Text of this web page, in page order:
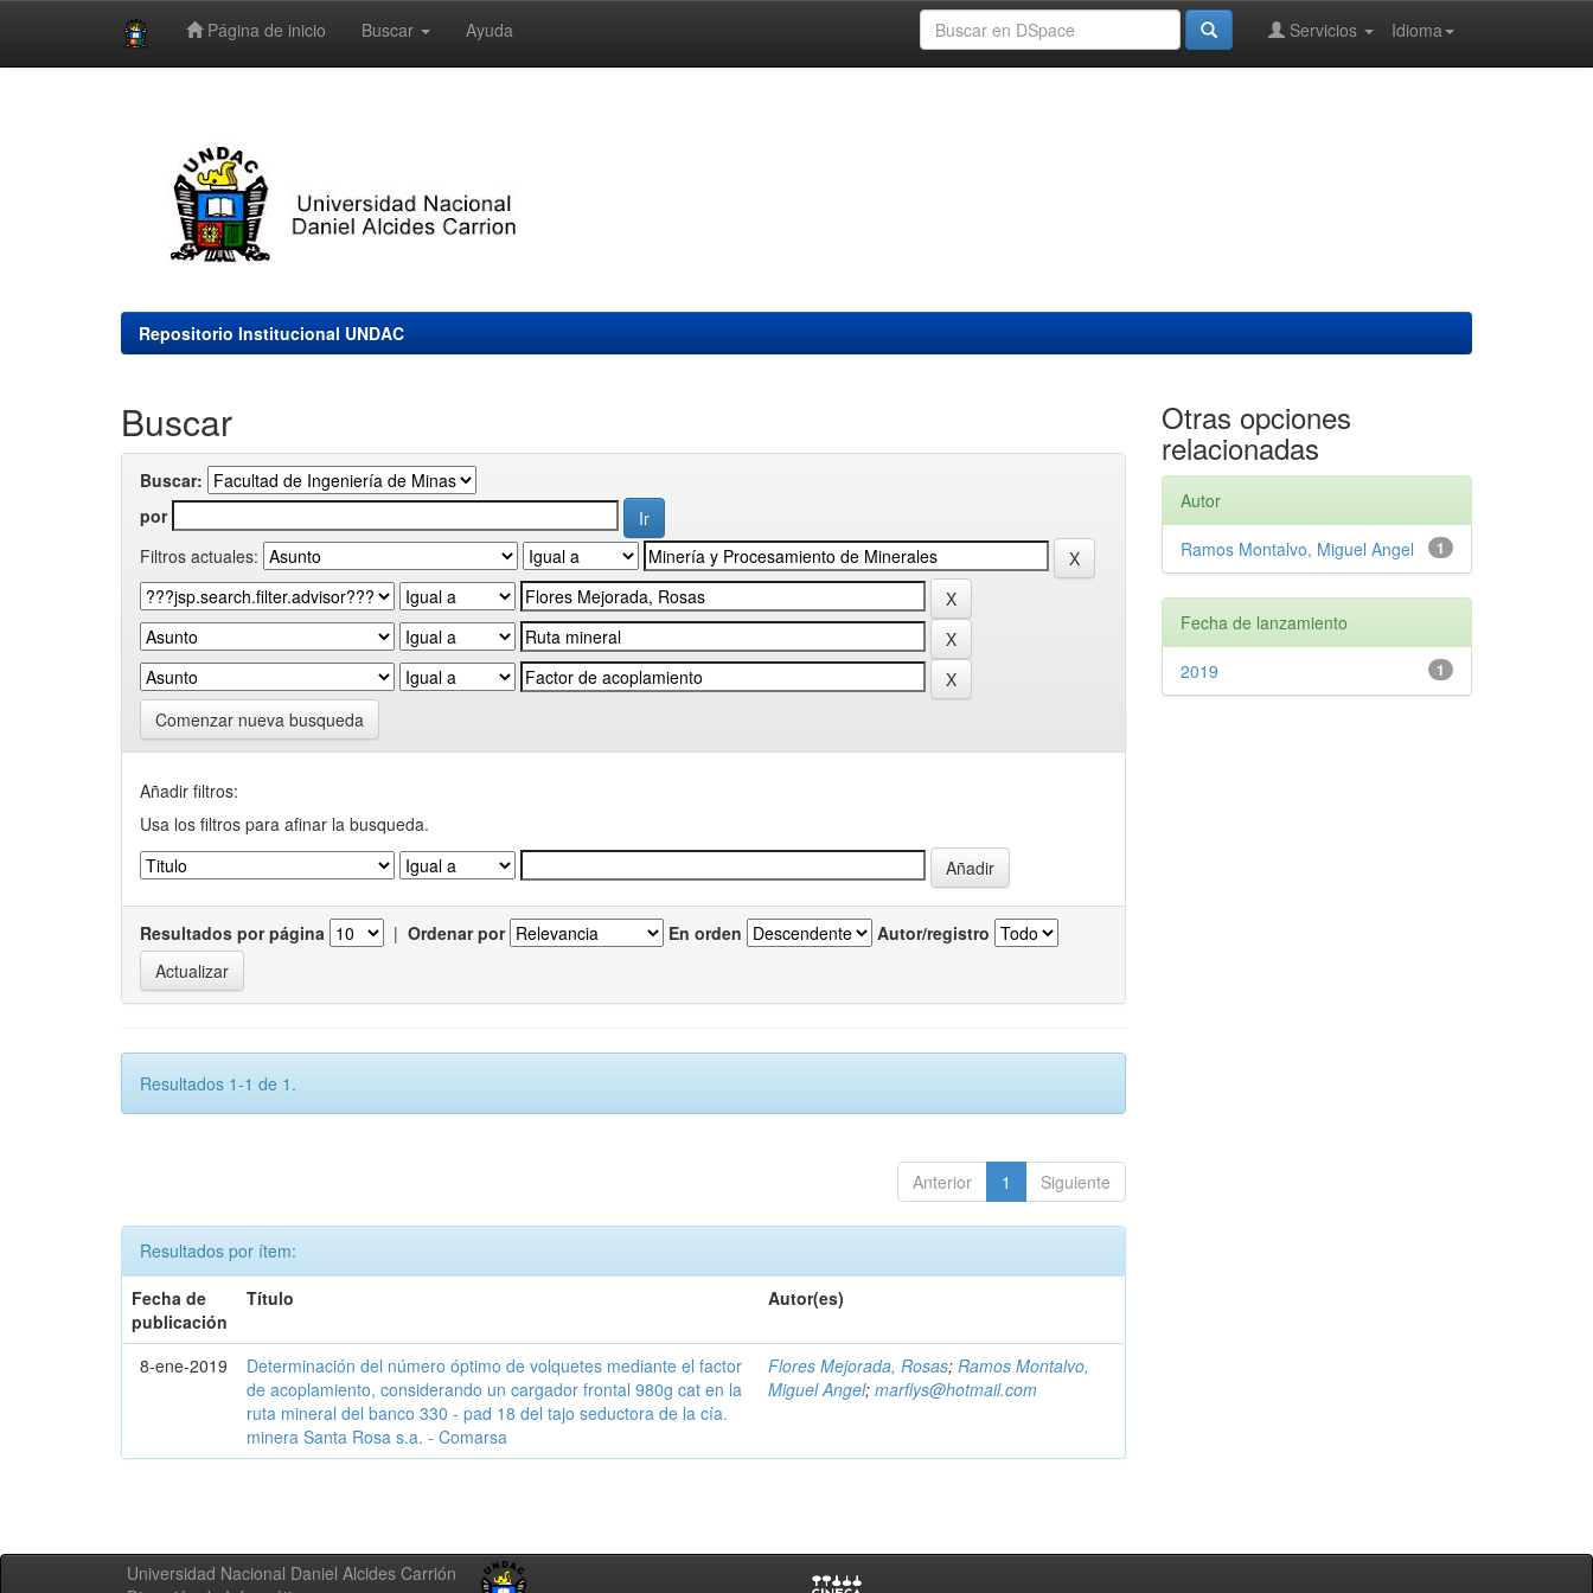
Página de inicio Buscar Ayuda Idioma
Servicios
Repositorio Institucional UNDAC
Buscar
Buscar:
por
Filtros actuales:
Comenzar nueva busqueda
Añadir filtros:
Usa los filtros para afinar la busqueda.
Resultados por página | Ordenar por En orden Autor/registro
Resultados 1-1 de 1.
Anterior 1 Siguiente
Resultados por ítem:
Fecha de
publicación
Título Autor(es)
8-ene-2019
Determinación del número óptimo de volquetes mediante el factor
de acoplamiento, considerando un cargador frontal 980g cat en la
ruta mineral del banco 330 - pad 18 del tajo seductora de la cía.
minera Santa Rosa s.a. - Comarsa
Flores Mejorada, Rosas;Ramos Montalvo,
Miguel Angel;marflys@hotmail.com
Otras opciones
relacionadas
Autor
1
Ramos Montalvo, Miguel Angel
Fecha de lanzamiento
1
2019
Universidad Nacional Daniel Alcides Carrión